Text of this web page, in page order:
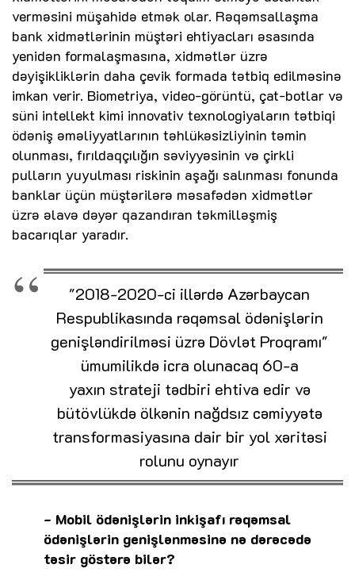
verməsini müşahidə etmək olar. Rəqəmsallaşma
bank xidmətlərinin müştəri ehtiyacları əsasında
yenidən formalaşmasına, xidmətlər üzrə
dəyişikliklərin daha çevik formada tətbiq edilməsinə
imkan verir. Biometriya, video-görüntü, çat-botlar və
süni intellekt kimi innovativ texnologiyaların tətbiqi
ödəniş əməliyyatlarının təhlükəsizliyinin təmin
olunması, fırıldaqçılığın səviyyəsinin və çirkli
pulların yuyulması riskinin aşağı salınması fonunda
banklar üçün müştərilərə məsafədən xidmətlər
üzrə əlavə dəyər qazandıran təkmilləşmiş
bacarıqlar yaradır.
"2018-2020-ci illərdə Azərbaycan
Respublikasında rəqəmsal ödənişlərin
genişləndirilməsi üzrə Dövlət Proqramı"
ümumilikdə icra olunacaq 60-a
yaxın strateji tədbiri ehtiva edir və
bütövlükdə ölkənin nağdsız cəmiyyətə
transformasiyasına dair bir yol xəritəsi
rolunu oynayır
- Mobil ödənişlərin inkişafı rəqəmsal
ödənişlərin genişlənməsinə nə dərəcədə
təsir göstərə bilər?